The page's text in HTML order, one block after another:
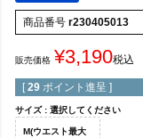
商品番号 r230405013
販売価格 ¥3,190税込
[ 29 ポイント進呈 ]
サイズ 選択してください
M(ウエスト最大